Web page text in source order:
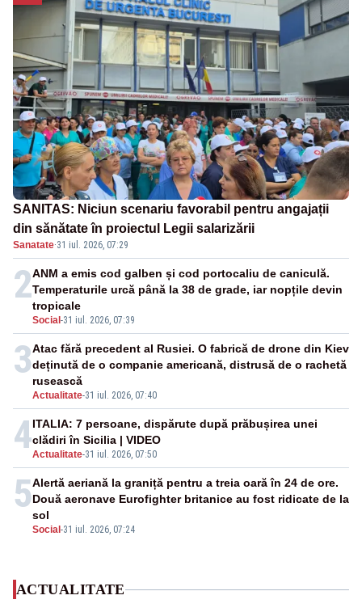
SANITAS: Niciun scenariu favorabil pentru angajații
din sănătate în proiectul Legii salarizării
Sanatate·31 iul. 2026, 07:29
2
Social -31 iul. 2026, 07:39
ANM a emis cod galben și cod portocaliu de caniculă.
Temperaturile urcă până la 38 de grade, iar nopțile devin
tropicale
3
Actualitate-31 iul. 2026, 07:40
Atac fără precedent al Rusiei. O fabrică de drone din Kiev
deținută de o companie americană, distrusă de o rachetă
rusească
4Actualitate-31 iul. 2026, 07:50
ITALIA: 7 persoane, dispărute după prăbușirea unei
clădiri în Sicilia | VIDEO
5
Social -31 iul. 2026, 07:24
Alertă aeriană la graniță pentru a treia oară în 24 de ore.
Două aeronave Eurofighter britanice au fost ridicate de la
sol
ACTUALITATE